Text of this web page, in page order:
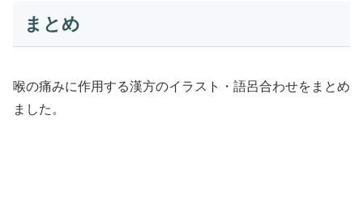
まとめ
喉の痛みに作用する漢方のイラスト・語呂合わせをまとめ
ました。